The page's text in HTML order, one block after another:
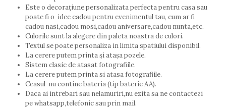
Este o decorațiune personalizata perfecta pentru casa sau
poate fi o idee cadou pentru evenimentul tau, cum ar fi
cadou nasi,cadou mosi,cadou aniversare,cadou nunta,etc.
Culorile sunt la alegere din paleta noastra de culori.
Textul se poate personaliza in limita spatiului disponibil.
La cerere putem printa și atașa pozele.
Sistem clasic de atasat fotografiile.
La cerere putem printa si atasa fotografiile.
Ceasul nu contine bateria (tip baterie AA).
Daca ai intrebari sau nelamuriri,nu ezita sa ne contactezi
pe whatsapp,telefonic sau prin mail.